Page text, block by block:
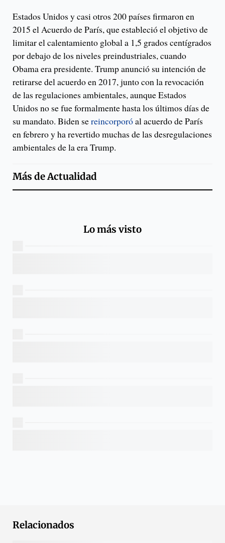
Estados Unidos y casi otros 200 países firmaron en
2015 el Acuerdo de París, que estableció el objetivo de
limitar el calentamiento global a 1,5 grados centígrados
por debajo de los niveles preindustriales, cuando
Obama era presidente. Trump anunció su intención de
retirarse del acuerdo en 2017, junto con la revocación
de las regulaciones ambientales, aunque Estados
Unidos no se fue formalmente hasta los últimos días de
su mandato. Biden sereincorporóal acuerdo de París
en febrero y ha revertido muchas de las desregulaciones
ambientales de la era Trump.
Más deActualidad
Lo más visto
Relacionados